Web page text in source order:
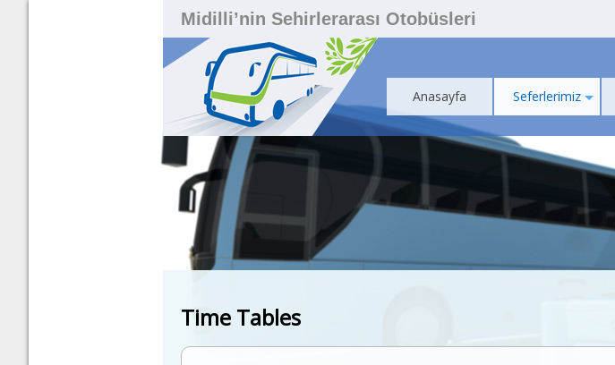
Midilli’nin Sehirlerarası Otobüsleri
Anasayfa Seferlerimiz
Time Tables